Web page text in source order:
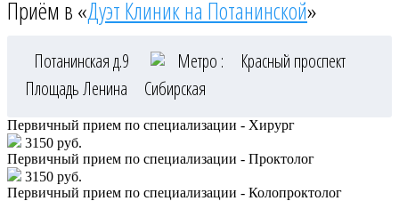
Приём в «Дуэт Клиник на Потанинской»
Потанинская д.9 Метро :
Красный проспект
Площадь Ленина
Сибирская
Первичный прием по специализации - Хирург
3150 руб.
Первичный прием по специализации - Проктолог
3150 руб.
Первичный прием по специализации - Колопроктолог